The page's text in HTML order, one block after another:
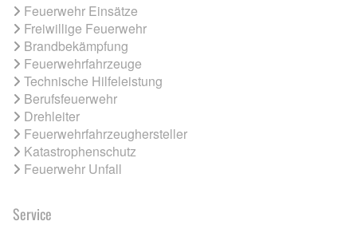
Feuerwehr Einsätze
Freiwillige Feuerwehr
Brandbekämpfung
Feuerwehrfahrzeuge
Technische Hilfeleistung
Berufsfeuerwehr
Drehleiter
Feuerwehrfahrzeughersteller
Katastrophenschutz
Feuerwehr Unfall
Service